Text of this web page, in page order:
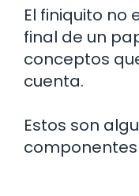
El finiquito no
final de un
conceptos
cuenta.
Estos son